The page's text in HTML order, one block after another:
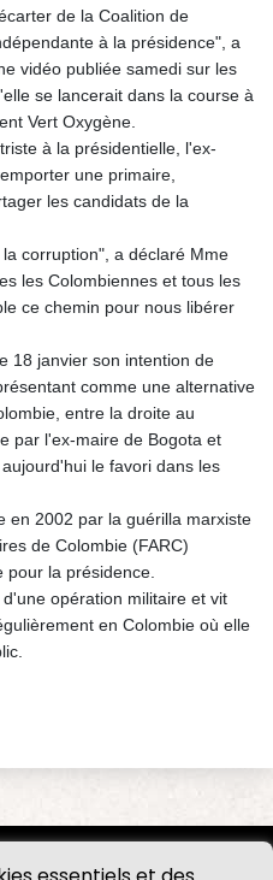
de la Coalition de
à la présidence", a
vidéo publiée samedi sur les
se lancerait dans la course à
Vert Oxygène.
à la présidentielle, l'ex-
une primaire,
les candidats de la
corruption", a déclaré Mme
les Colombiennes et tous les
ce chemin pour nous libérer
18 janvier son intention de
comme une alternative
entre la droite au
par l'ex-maire de Bogota et
le favori dans les
en 2002 par la guérilla marxiste
de Colombie (FARC)
la présidence.
opération militaire et vit
en Colombie où elle